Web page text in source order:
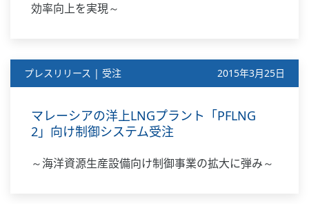
効率向上を実現～
プレスリリース | 受注 2015年3月25日
マレーシアの洋上LNGプラント「PFLNG
2」向け制御システム受注
～海洋資源生産設備向け制御事業の拡大に弾み～